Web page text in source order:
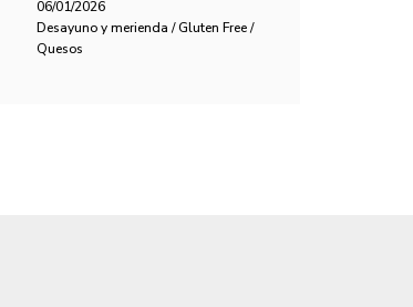
06/01/2026
Desayuno y merienda / Gluten Free /
Quesos